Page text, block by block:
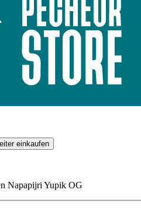
einkaufen
Napapijri Yupik OG